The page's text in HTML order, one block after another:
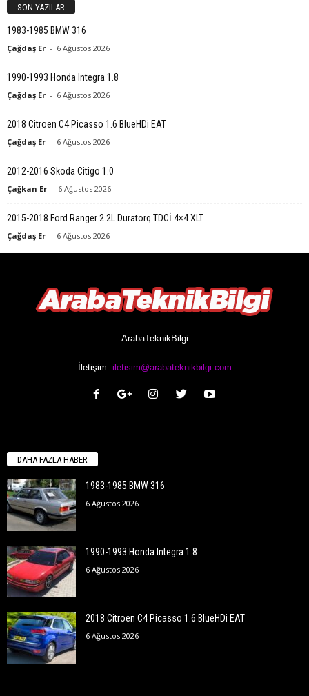
SON YAZILAR
1983-1985 BMW 316
Çağdaş Er - 6 Ağustos 2026
1990-1993 Honda Integra 1.8
Çağdaş Er - 6 Ağustos 2026
2018 Citroen C4 Picasso 1.6 BlueHDi EAT
Çağdaş Er - 6 Ağustos 2026
2012-2016 Skoda Citigo 1.0
Çağkan Er - 6 Ağustos 2026
2015-2018 Ford Ranger 2.2L Duratorq TDCİ 4×4 XLT
Çağdaş Er - 6 Ağustos 2026
ArabaTeknikBilgi
İletişim: iletisim@arabateknikbilgi.com
DAHA FAZLA HABER
1983-1985 BMW 316
6 Ağustos 2026
1990-1993 Honda Integra 1.8
6 Ağustos 2026
2018 Citroen C4 Picasso 1.6 BlueHDi EAT
6 Ağustos 2026